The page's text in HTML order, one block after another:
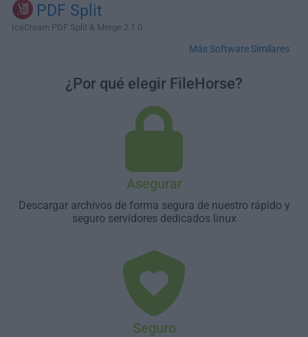
PDF Split
IceCream PDF Split & Merge 2.1.0
Más Software Similares
¿Por qué elegir FileHorse?
Asegurar
Descargar archivos de forma segura de nuestro rápido y
seguro servidores dedicados linux
Seguro